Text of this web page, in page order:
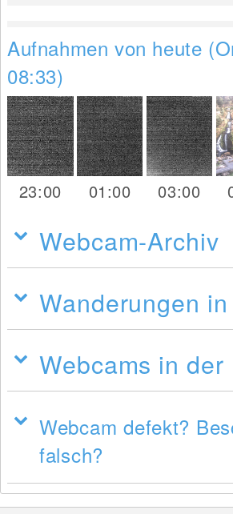
Aufnahmen von heute
08:33)
23:00 01:00 03:00
Webcam-Archiv
Wanderungen
Webcams in der
Webcam defekt?
falsch?